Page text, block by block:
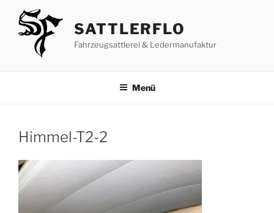
Inhalt
springen
SATTLERFLO
Fahrzeugsattlerei & Ledermanufaktur
Menü
Himmel-T2-2